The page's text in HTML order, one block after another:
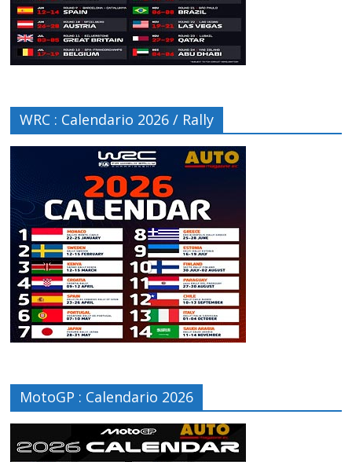
WRC : Calendario 2026 / Rally
MotoGP : Calendario 2026